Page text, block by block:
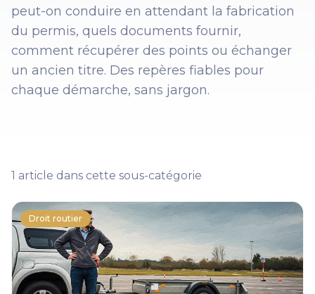
peut-on conduire en attendant la fabrication
du permis, quels documents fournir,
comment récupérer des points ou échanger
un ancien titre. Des repères fiables pour
chaque démarche, sans jargon.
1 article dans cette sous-catégorie
Droit routier